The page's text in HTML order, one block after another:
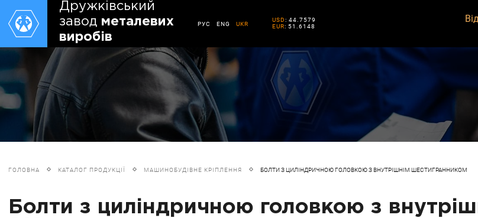
Дружківський
завод металевих
виробів
РУС ENG UKR
USD: 44.7579
EUR: 51.6148
ГОЛОВНА КАТАЛОГ ПРОДУКЦІЇ МАШИНОБУДІВНЕ КРІПЛЕННЯ БОЛТИ З ЦИЛІНДРИЧНОЮ ГОЛОВКОЮ З ВНУТРІШНІМ ШЕСТИГРАННИКОМ
Болти з циліндричною головкою з